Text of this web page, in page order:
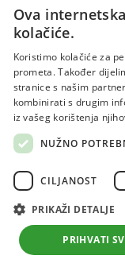
Uvjeti korištenja
Politika privatnosti
Kolačići
Ova
kolačiće.
Koristimo kolačiće za
prometa. Također
stranice s našim
kombinirati s drugim
iz vašeg korištenja
NUŽNO
CILJANOST
PRIKAŽI DETALJE
PRIHVATI